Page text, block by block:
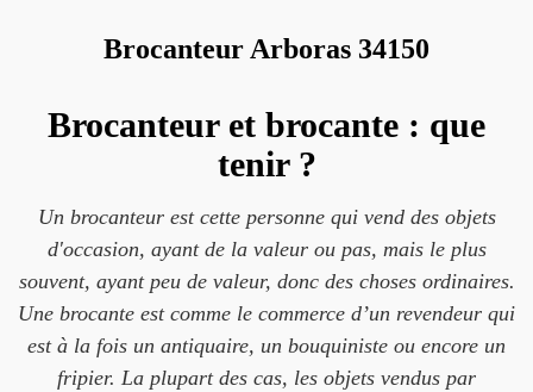
Brocanteur Arboras 34150
Brocanteur et brocante : que
tenir ?
Un brocanteur est cette personne qui vend des objets
d'occasion, ayant de la valeur ou pas, mais le plus
souvent, ayant peu de valeur, donc des choses ordinaires.
Une brocante est comme le commerce d’un revendeur qui
est à la fois un antiquaire, un bouquiniste ou encore un
fripier. La plupart des cas, les objets vendus par